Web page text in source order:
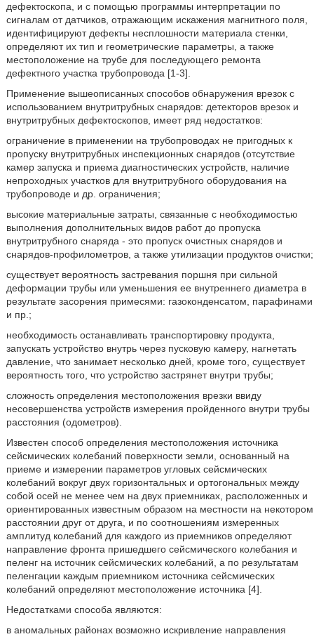
дефектоскопа, и с помощью программы интерпретации по
сигналам от датчиков, отражающим искажения магнитного поля,
идентифицируют дефекты несплошности материала стенки,
определяют их тип и геометрические параметры, а также
местоположение на трубе для последующего ремонта
дефектного участка трубопровода [1-3].
Применение вышеописанных способов обнаружения врезок с
использованием внутритрубных снарядов: детекторов врезок и
внутритрубных дефектоскопов, имеет ряд недостатков:
ограничение в применении на трубопроводах не пригодных к
пропуску внутритрубных инспекционных снарядов (отсутствие
камер запуска и приема диагностических устройств, наличие
непроходных участков для внутритрубного оборудования на
трубопроводе и др. ограничения;
высокие материальные затраты, связанные с необходимостью
выполнения дополнительных видов работ до пропуска
внутритрубного снаряда - это пропуск очистных снарядов и
снарядов-профилометров, а также утилизации продуктов очистки;
существует вероятность застревания поршня при сильной
деформации трубы или уменьшения ее внутреннего диаметра в
результате засорения примесями: газоконденсатом, парафинами
и пр.;
необходимость останавливать транспортировку продукта,
запускать устройство внутрь через пусковую камеру, нагнетать
давление, что занимает несколько дней, кроме того, существует
вероятность того, что устройство застрянет внутри трубы;
сложность определения местоположения врезки ввиду
несовершенства устройств измерения пройденного внутри трубы
расстояния (одометров).
Известен способ определения местоположения источника
сейсмических колебаний поверхности земли, основанный на
приеме и измерении параметров угловых сейсмических
колебаний вокруг двух горизонтальных и ортогональных между
собой осей не менее чем на двух приемниках, расположенных и
ориентированных известным образом на местности на некотором
расстоянии друг от друга, и по соотношениям измеренных
амплитуд колебаний для каждого из приемников определяют
направление фронта пришедшего сейсмического колебания и
пеленг на источник сейсмических колебаний, а по результатам
пеленгации каждым приемником источника сейсмических
колебаний определяют местоположение источника [4].
Недостатками способа являются:
в аномальных районах возможно искривление направления